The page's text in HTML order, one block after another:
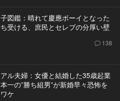
図鑑：晴れて慶應ボーイとなった
受ける、庶民とセレブの分厚い壁
138
ル夫婦：女優と結婚した35歳起業
一の”勝ち組男”が新婚早々恐怖を
ケ